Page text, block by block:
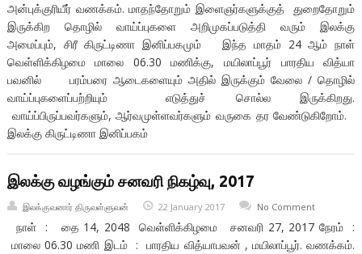
அன்புக்குரியீர் வணக்கம். மாதந்தோறும் இளைஞர்களுக்குத் துறைதோறும்
இருக்கிற தொழில் வாய்ப்புகளை அறிமுகப்படுத்தி வரும் இலக்கு
அமைப்பும், சிரீ கிருட்டிணா இனிப்பகமும் இந்த மாதம் 24 ஆம் நாள்
வெள்ளிக்கிழமை மாலை 06.30 மணிக்கு, மயிலாப்பூர் பாரதிய வித்யா
பவனில் பரம்பரை ஆடைகளையும் அதில் இருக்கும் வேலை / தொழில்
வாய்ப்புகளைப்பற்றியும் எடுத்துச் சொல்ல இருக்கிறது.
வாய்ப்பிருப்பவர்களும், ஆர்வமுள்ளவர்களும் வருகை தர வேண்டுகிறோம்.
இலக்கு கிருட்டிணா இனிப்பகம்
இலக்கு வழங்கும் சனவரி நிகழ்வு, 2017
இலக்குவனார் திருவள்ளுவன் 22 January 2017 No Comment
நாள் : தை 14, 2048 வெள்ளிக்கிழமை சனவரி 27, 2017 நேரம் :
மாலை 06.30 மணி இடம் : பாரதிய வித்யாபவன் , மயிலாப்பூர். வணக்கம்.